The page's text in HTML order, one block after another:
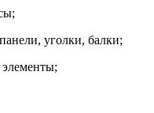
уголки, балки;
элементы;